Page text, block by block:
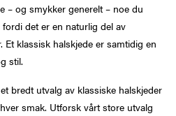
– og smykker generelt – noe du
det er en naturlig del av
Et klassisk halskjede er samtidig en
stil.
bredt utvalg av klassiske halskjeder
smak. Utforsk vårt store utvalg